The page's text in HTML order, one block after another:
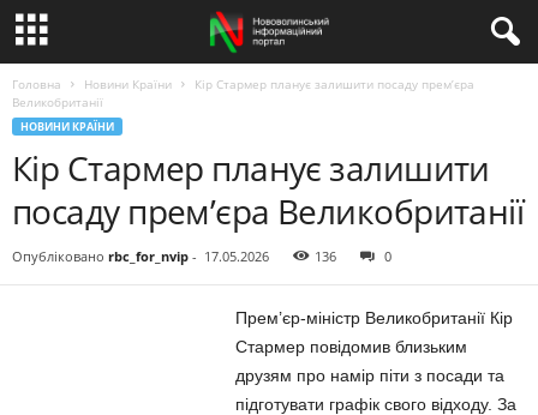
Головна Новини Країни
Кір Стармер планує залишити посаду прем’єра
Великобританії
НОВИНИ КРАЇНИ
Кір Стармер планує залишити
посаду прем’єра Великобританії
Опубліковано rbc_for_nvip - 17.05.2026 136 0
Прем’єр-міністр Великобританії Кір
Стармер повідомив близьким
друзям про намір піти з посади та
підготувати графік свого відходу. За